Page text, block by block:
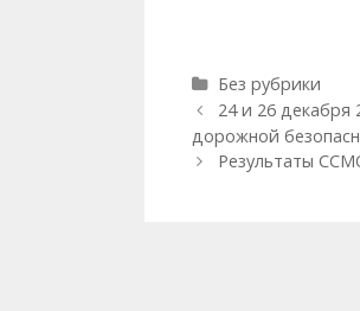
Рубрики
Без рубрики
Навигация
записи
24 и 26 декабря
дорожной
Результаты